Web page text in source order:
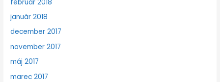
február 2018
január 2018
december 2017
november 2017
máj 2017
marec 2017